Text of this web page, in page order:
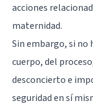
acciones
maternidad.
Sin embargo, si no
cuerpo, del
desconcierto e
seguridad en sí